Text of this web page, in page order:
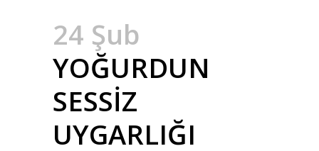
24 Şub
YOĞURDUN
SESSİZ
UYGARLIĞI